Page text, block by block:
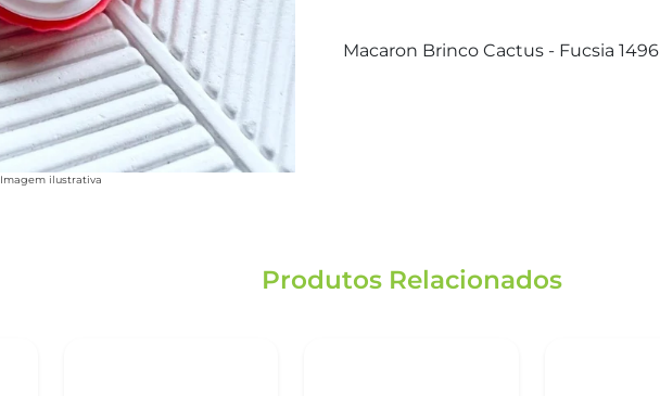
Imagem ilustrativa
Macaron Brinco Cactus - Fucsia 1496
Produtos Relacionados